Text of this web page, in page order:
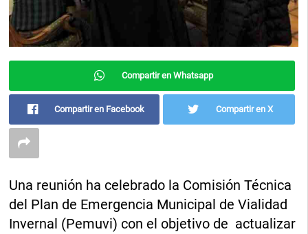
Compartir en Whatsapp
Compartir en Facebook Compartir en X
Una reunión ha celebrado la Comisión Técnica
del Plan de Emergencia Municipal de Vialidad
Invernal (Pemuvi) con el objetivo de actualizar